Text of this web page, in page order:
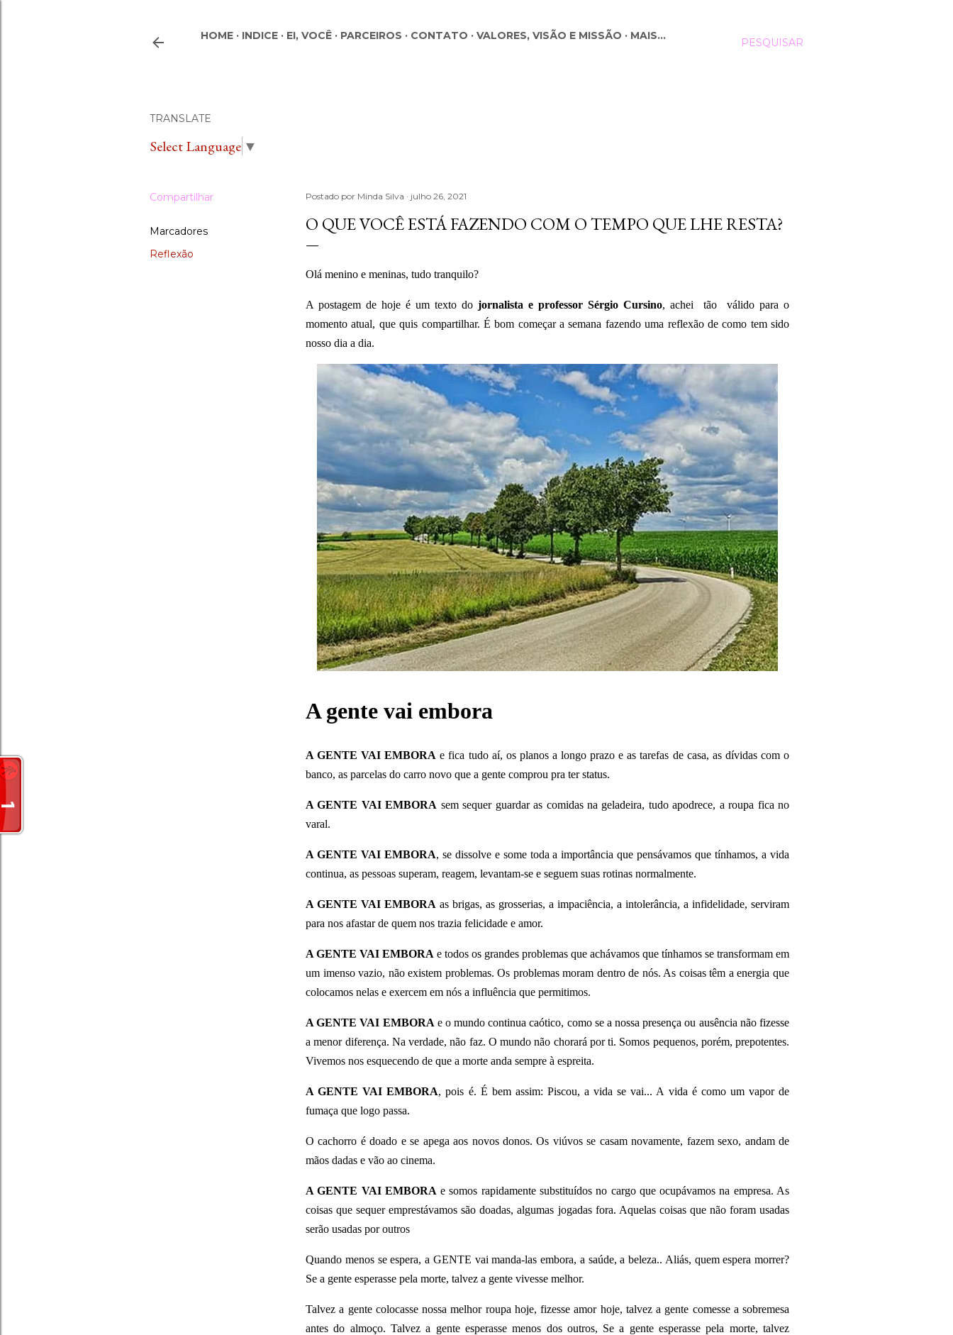
PESQUISAR
HOME INDICE EI, VOCÊ PARCEIROS CONTATO VALORES, VISÃO E MISSÃO MAIS…
TRANSLATE
Select Language ▼
Compartilhar
Marcadores
Reflexão
Postado por Minda Silva julho 26, 2021
O QUE VOCÊ ESTÁ FAZENDO COM O TEMPO QUE LHE RESTA?
Olá menino e meninas, tudo tranquilo?
A postagem de hoje é um texto do jornalista e professor Sérgio Cursino, achei tão válido para o
momento atual, que quis compartilhar. É bom começar a semana fazendo uma reflexão de como tem sido
nosso dia a dia.
A gente vai embora
A GENTE VAI EMBORA e fica tudo aí, os planos a longo prazo e as tarefas de casa, as dívidas com o
banco, as parcelas do carro novo que a gente comprou pra ter status.
A GENTE VAI EMBORA sem sequer guardar as comidas na geladeira, tudo apodrece, a roupa fica no
varal.
A GENTE VAI EMBORA, se dissolve e some toda a importância que pensávamos que tínhamos, a vida
continua, as pessoas superam, reagem, levantam-se e seguem suas rotinas normalmente.
A GENTE VAI EMBORA as brigas, as grosserias, a impaciência, a intolerância, a infidelidade, serviram
para nos afastar de quem nos trazia felicidade e amor.
A GENTE VAI EMBORA e todos os grandes problemas que achávamos que tínhamos se transformam em
um imenso vazio, não existem problemas. Os problemas moram dentro de nós. As coisas têm a energia que
colocamos nelas e exercem em nós a influência que permitimos.
A GENTE VAI EMBORA e o mundo continua caótico, como se a nossa presença ou ausência não fizesse
a menor diferença. Na verdade, não faz. O mundo não chorará por ti. Somos pequenos, porém, prepotentes.
Vivemos nos esquecendo de que a morte anda sempre à espreita.
A GENTE VAI EMBORA, pois é. É bem assim: Piscou, a vida se vai... A vida é como um vapor de
fumaça que logo passa.
O cachorro é doado e se apega aos novos donos. Os viúvos se casam novamente, fazem sexo, andam de
mãos dadas e vão ao cinema.
A GENTE VAI EMBORA e somos rapidamente substituídos no cargo que ocupávamos na empresa. As
coisas que sequer emprestávamos são doadas, algumas jogadas fora. Aquelas coisas que não foram usadas
serão usadas por outros
Quando menos se espera, a GENTE vai manda-las embora, a saúde, a beleza.. Aliás, quem espera morrer?
Se a gente esperasse pela morte, talvez a gente vivesse melhor.
Talvez a gente colocasse nossa melhor roupa hoje, fizesse amor hoje, talvez a gente comesse a sobremesa
antes do almoço. Talvez a gente esperasse menos dos outros, Se a gente esperasse pela morte, talvez